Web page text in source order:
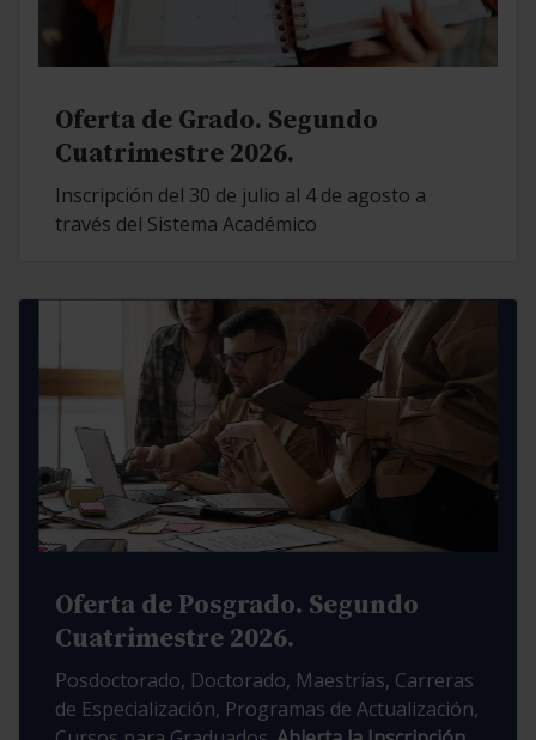
Oferta de Grado. Segundo
Cuatrimestre 2026.
Inscripción del 30 de julio al 4 de agosto a
través del Sistema Académico
Oferta de Posgrado. Segundo
Cuatrimestre 2026.
Posdoctorado, Doctorado, Maestrías, Carreras
de Especialización, Programas de Actualización,